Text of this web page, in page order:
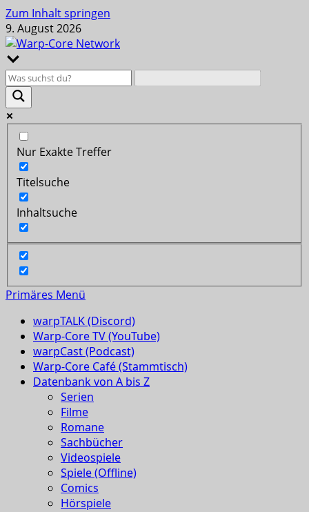
Zum Inhalt springen
9. August 2026
Nur Exakte Treffer
Titelsuche
Inhaltsuche
Primäres Menü
warpTALK (Discord)
Warp-Core TV (YouTube)
warpCast (Podcast)
Warp-Core Café (Stammtisch)
Datenbank von A bis Z
Serien
Filme
Romane
Sachbücher
Videospiele
Spiele (Offline)
Comics
Hörspiele